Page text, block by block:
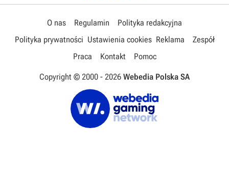
O nas Regulamin
Polityka redakcyjna
Polityka prywatności Ustawienia cookies Reklama
Zespół
Praca
Kontakt Pomoc
Copyright © 2000 - 2026 Webedia Polska SA